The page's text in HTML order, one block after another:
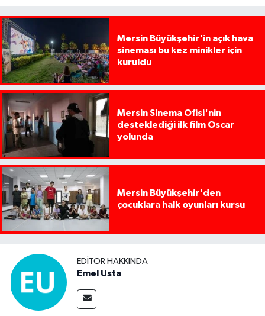
Mersin Büyükşehir'in açık hava
sineması bu kez minikler için
kuruldu
Mersin Sinema Ofisi'nin
desteklediği ilk film Oscar
yolunda
Mersin Büyükşehir'den
çocuklara halk oyunları kursu
EDITÖR HAKKINDA
Emel Usta